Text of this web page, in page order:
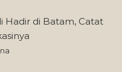
Hadir di Batam, Catat